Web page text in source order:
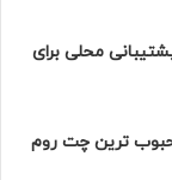
محلی برای
ترین چت روم